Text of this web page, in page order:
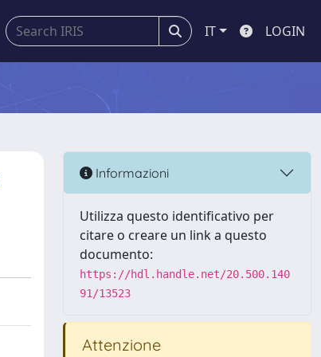
IT LOGIN
Informazioni
Utilizza questo identificativo per
citare o creare un link a questo
documento:
https://hdl.handle.net/20.500.140
91/13523
Attenzione